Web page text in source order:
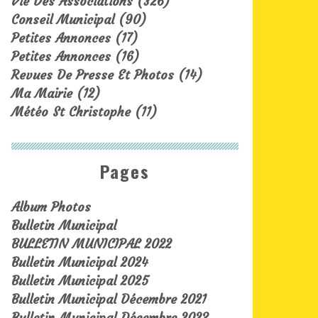
Conseil Municipal(90)
Petites Annonces(17)
Petites Annonces(16)
Revues De Presse Et Photos(14)
Ma Mairie(12)
Météo St Christophe(11)
Pages
Album Photos
Bulletin Municipal
BULLETIN MUNICIPAL 2022
Bulletin Municipal 2024
Bulletin Municipal 2025
Bulletin Municipal Décembre 2021